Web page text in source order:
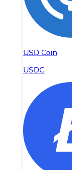
USD Coin
USDC